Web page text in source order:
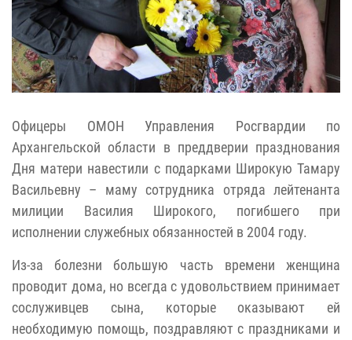
Офицеры ОМОН Управления Росгвардии по
Архангельской области в преддверии празднования
Дня матери навестили с подарками Широкую Тамару
Васильевну – маму сотрудника отряда лейтенанта
милиции Василия Широкого, погибшего при
исполнении служебных обязанностей в 2004 году.
Из-за болезни большую часть времени женщина
проводит дома, но всегда с удовольствием принимает
сослуживцев сына, которые оказывают ей
необходимую помощь, поздравляют с праздниками и